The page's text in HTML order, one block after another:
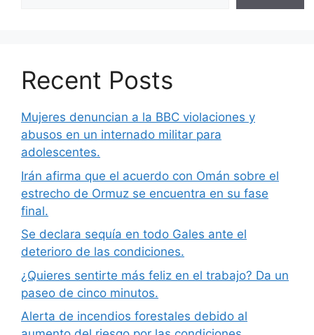
Recent Posts
Mujeres denuncian a la BBC violaciones y
abusos en un internado militar para
adolescentes.
Irán afirma que el acuerdo con Omán sobre el
estrecho de Ormuz se encuentra en su fase
final.
Se declara sequía en todo Gales ante el
deterioro de las condiciones.
¿Quieres sentirte más feliz en el trabajo? Da un
paseo de cinco minutos.
Alerta de incendios forestales debido al